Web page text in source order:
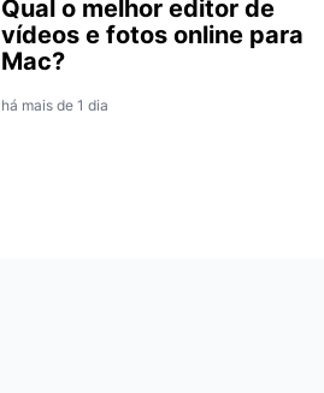
Qual o melhor editor de
vídeos e fotos online para
Mac?
há mais de 1 dia